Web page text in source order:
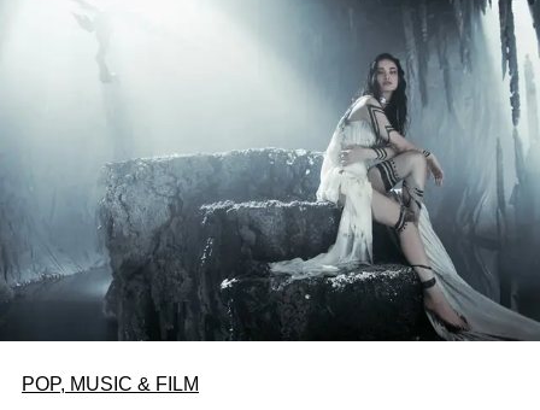
Mọi thứ vẫn còn trong vòng bí mật, nhưng sau bộ phim
đang tạo được dư luận này, khán giả và người trong nghề
bắt đầu kỳ vọng vào chỗ đứng riêng cho phim độc lập tại
POP, MUSIC & FILM